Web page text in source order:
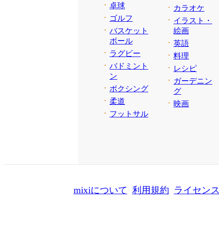
卓球
ゴルフ
バスケット
ボール
ラグビー
バドミント
ン
ボクシング
柔道
フットサル
カラオケ
イラスト・
絵画
英語
料理
レシピ
ガーデニン
グ
映画
mixiについて 利用規約 ライセンス